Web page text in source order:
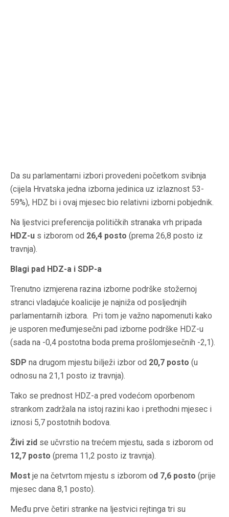
Da su parlamentarni izbori provedeni početkom svibnja
(cijela Hrvatska jedna izborna jedinica uz izlaznost 53-
59%), HDZ bi i ovaj mjesec bio relativni izborni pobjednik.
Na ljestvici preferencija političkih stranaka vrh pripada
HDZ-u s izborom od 26,4 posto (prema 26,8 posto iz
travnja).
Blagi pad HDZ-a i SDP-a
Trenutno izmjerena razina izborne podrške stožernoj
stranci vladajuće koalicije je najniža od posljednjih
parlamentarnih izbora. Pri tom je važno napomenuti kako
je usporen međumjesečni pad izborne podrške HDZ-u
(sada na -0,4 postotna boda prema prošlomjesečnih -2,1).
SDP na drugom mjestu bilježi izbor od 20,7 posto (u
odnosu na 21,1 posto iz travnja).
Tako se prednost HDZ-a pred vodećom oporbenom
strankom zadržala na istoj razini kao i prethodni mjesec i
iznosi 5,7 postotnih bodova.
Živi zid se učvrstio na trećem mjestu, sada s izborom od
12,7 posto (prema 11,2 posto iz travnja).
Most je na četvrtom mjestu s izborom od 7,6 posto (prije
mjesec dana 8,1 posto).
Među prve četiri stranke na ljestvici rejtinga tri su